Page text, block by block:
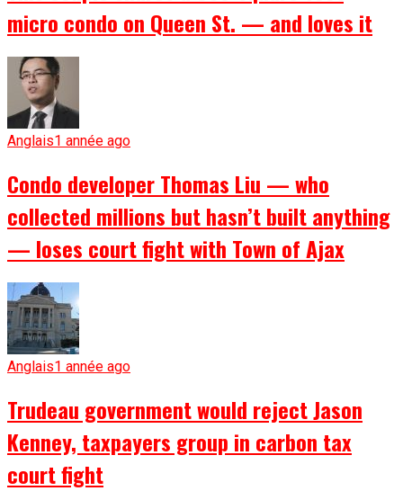
micro condo on Queen St. — and loves it
Anglais1 année ago
Condo developer Thomas Liu — who
collected millions but hasn’t built anything
— loses court fight with Town of Ajax
Anglais1 année ago
Trudeau government would reject Jason
Kenney, taxpayers group in carbon tax
court fight